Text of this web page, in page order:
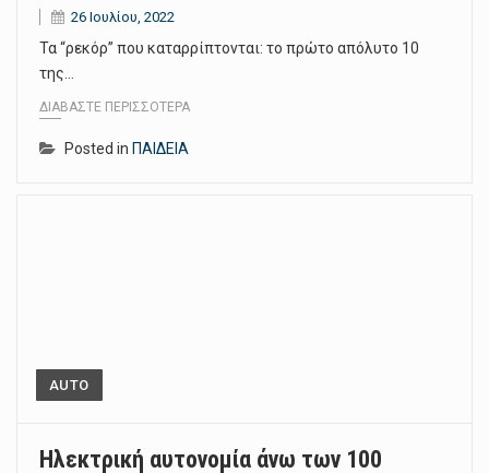
26 Ιουλίου, 2022
Τα “ρεκόρ” που καταρρίπτονται: το πρώτο απόλυτο 10
της…
ΔΙΑΒΆΣΤΕ ΠΕΡΙΣΣΌΤΕΡΑ
Posted in ΠΑΙΔΕΙΑ
AUTO
Ηλεκτρική αυτονομία άνω των 100